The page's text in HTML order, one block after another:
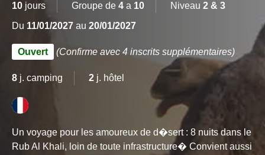
10 jours Groupe de 4 a 10 Niveau 2 & 3
Du 11/01/2027 au 20/01/2027
Ouvert (Confirme avec 4 inscrits supplémentaires)
8 j. camping 2 j. hôtel
Un voyage pour les amoureux de d�sert : 8 nuits dans le
Rub Al Khali, loin de toute infrastructure� Convient aussi